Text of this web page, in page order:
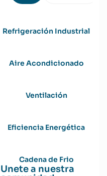
Refrigeración Industrial
Aire Acondicionado
Ventilación
Eficiencia Energética
Cadena de Frio
Unete a nuestra